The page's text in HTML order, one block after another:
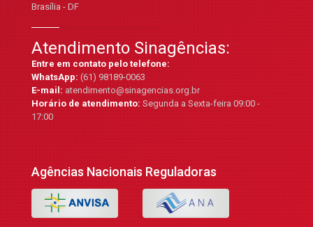
Brasília - DF
Atendimento Sinagências:
Entre em contato pelo telefone:
WhatsApp:(61) 98189-0063
E-mail:atendimento@sinagencias.org.br
Horário de atendimento:Segunda a Sexta-feira 09:00 -
17:00
Agências Nacionais Reguladoras